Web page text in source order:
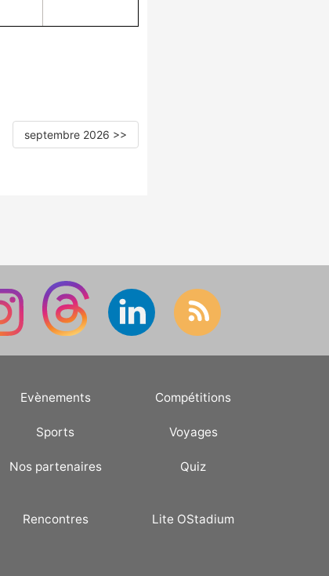
septembre 2026 >>
Evènements Compétitions
Sports Voyages
Nos partenaires Quiz
Rencontres Lite OStadium